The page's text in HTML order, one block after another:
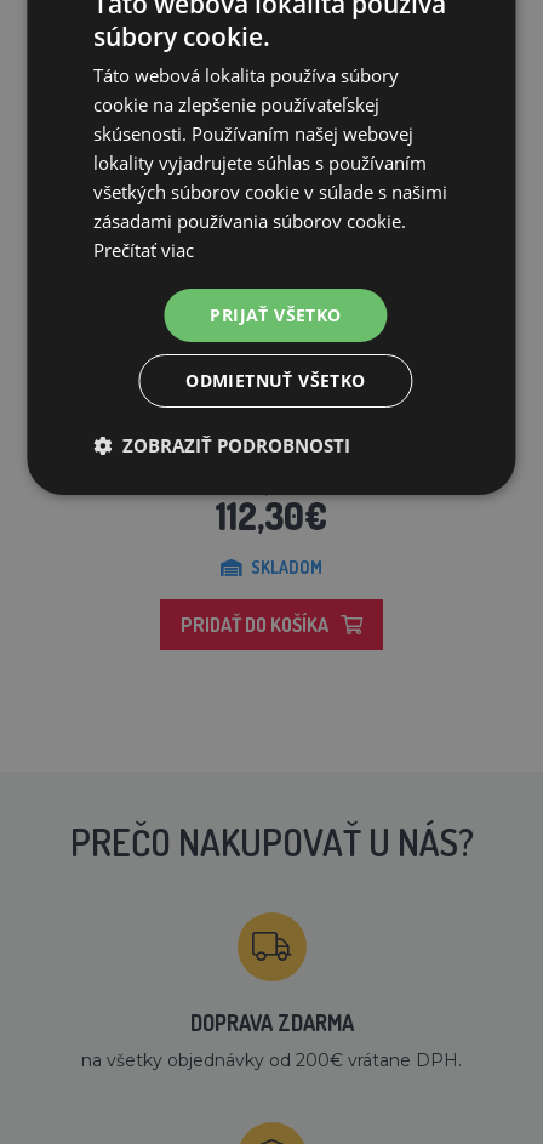
SÚVISIACE PRODUKTY
Zľava 48%
112,30€
SKLADOM
PRIDAŤ DO KOŠÍKA
PREČO NAKUPOVAŤ U NÁS?
DOPRAVA ZDARMA
na všetky objednávky od 200€ vrátane DPH.
súbory cookie.
Táto webová lokalita používa súbory
cookie na zlepšenie používateľskej
skúsenosti. Používaním našej webovej
lokality vyjadrujete súhlas s používaním
všetkých súborov cookie v súlade s našimi
zásadami používania súborov cookie.
Prečítať viac
PRIJAŤ VŠETKO
ODMIETNUŤ VŠETKO
ZOBRAZIŤ PODROBNOSTI